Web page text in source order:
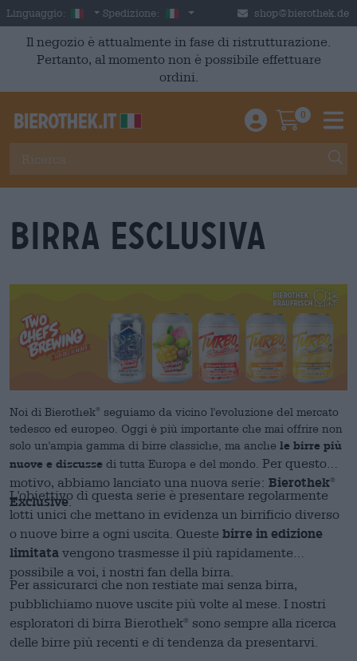
Skip to main content
Linguaggio: Italian
Spedizione: Italia shop@bierothek.de
Il negozio è attualmente in fase di ristrutturazione.
Pertanto, al momento non è possibile effettuare
ordini.
Einloggen /
0
Birra Esclusiva
Noi di Bierothek®
seguiamo da vicino l'evoluzione del mercato
tedesco ed europeo. Oggi è più importante che mai offrire non
solo un'ampia gamma di birre classiche, ma anche le birre più
nuove e discusse di tutta Europa e del mondo. Per questo
motivo, abbiamo lanciato una nuova serie: Bierothek®
Exclusive.
L'obiettivo di questa serie è presentare regolarmente
lotti unici che mettano in evidenza un birrificio diverso
o nuove birre a ogni uscita. Queste birre in edizione
limitata vengono trasmesse il più rapidamente
possibile a voi, i nostri fan della birra.
Per assicurarci che non restiate mai senza birra,
pubblichiamo nuove uscite più volte al mese. I nostri
esploratori di birra Bierothek® sono sempre alla ricerca
delle birre più recenti e di tendenza da presentarvi.